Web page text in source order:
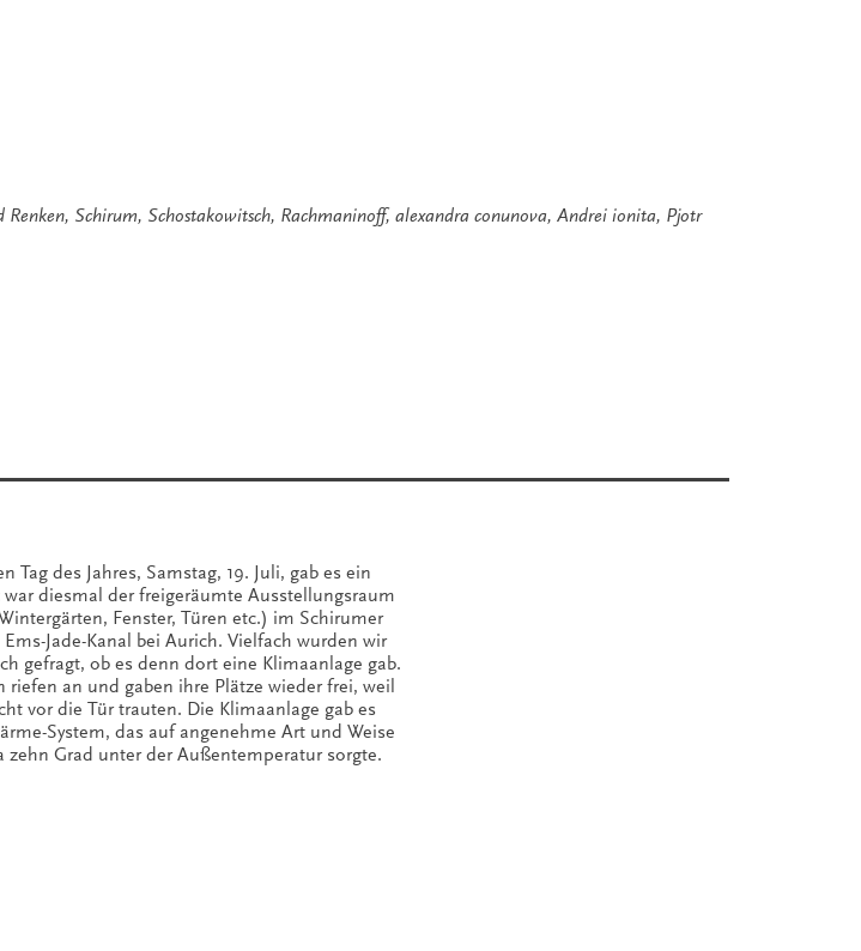
Renken, Schirum, Schostakowitsch, Rachmaninoff, alexandra conunova, Andrei ionita, Pjotr
Tag des Jahres, Samstag, 19. Juli, gab es ein
war diesmal der freigeräumte Ausstellungsraum
Fenster, Türen etc.) im Schirumer
Jade-Kanal bei Aurich. Vielfach wurden wir
gefragt, ob es denn dort eine Klimaanlage gab.
riefen an und gaben ihre Plätze wieder frei, weil
vor die Tür trauten. Die Klimaanlage gab es
System, das auf angenehme Art und Weise
Grad unter der Außentemperatur sorgte.